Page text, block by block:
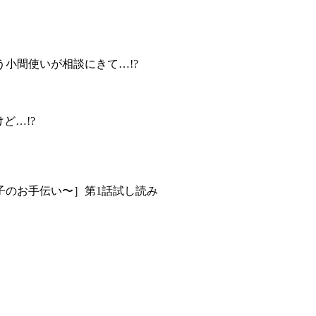
小間使いが相談にきて…!?
ど…!?
のお手伝い〜］第1話試し読み